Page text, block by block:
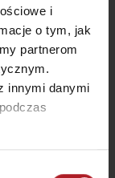
i
o tym, jak
partnerom
innymi danymi